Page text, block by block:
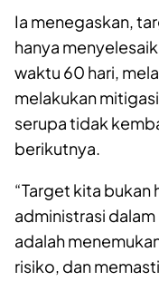
Ia menegaskan,
hanya
waktu 60 hari,
melakukan
serupa tidak
berikutnya.
“Target kita bukan
administrasi
adalah
risiko, dan